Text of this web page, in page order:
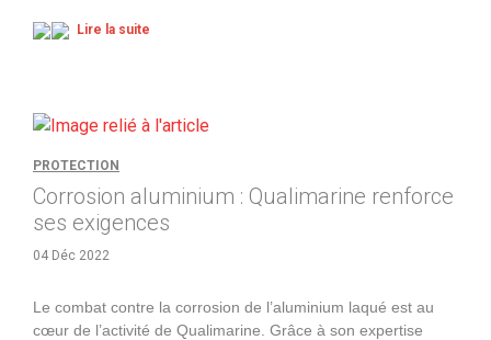
Lire la suite
PROTECTION
Corrosion aluminium : Qualimarine renforce
ses exigences
04 Déc 2022
Le combat contre la corrosion de l’aluminium laqué est au
cœur de l’activité de Qualimarine. Grâce à son expertise